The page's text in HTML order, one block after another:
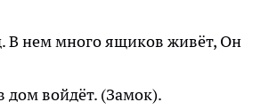
В нем много ящиков живёт, Он
дом войдёт. (Замок).